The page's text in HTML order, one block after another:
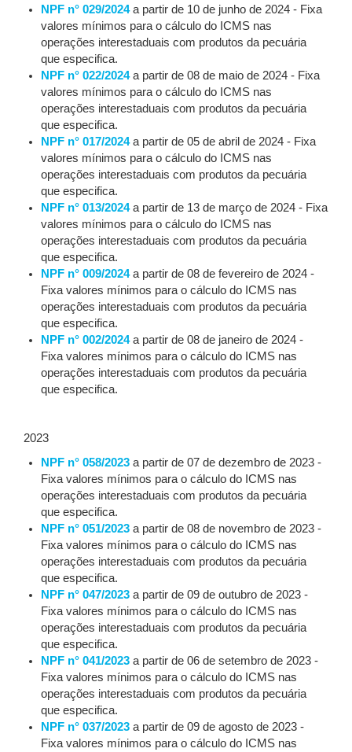
NPF n° 029/2024 a partir de 10 de junho de 2024 - Fixa
valores mínimos para o cálculo do ICMS nas
operações interestaduais com produtos da pecuária
que especifica.
NPF n° 022/2024 a partir de 08 de maio de 2024 - Fixa
valores mínimos para o cálculo do ICMS nas
operações interestaduais com produtos da pecuária
que especifica.
NPF n° 017/2024 a partir de 05 de abril de 2024 - Fixa
valores mínimos para o cálculo do ICMS nas
operações interestaduais com produtos da pecuária
que especifica.
NPF n° 013/2024 a partir de 13 de março de 2024 - Fixa
valores mínimos para o cálculo do ICMS nas
operações interestaduais com produtos da pecuária
que especifica.
NPF n° 009/2024 a partir de 08 de fevereiro de 2024 -
Fixa valores mínimos para o cálculo do ICMS nas
operações interestaduais com produtos da pecuária
que especifica.
NPF n° 002/2024 a partir de 08 de janeiro de 2024 -
Fixa valores mínimos para o cálculo do ICMS nas
operações interestaduais com produtos da pecuária
que especifica.
2023
NPF n° 058/2023 a partir de 07 de dezembro de 2023 -
Fixa valores mínimos para o cálculo do ICMS nas
operações interestaduais com produtos da pecuária
que especifica.
NPF n° 051/2023 a partir de 08 de novembro de 2023 -
Fixa valores mínimos para o cálculo do ICMS nas
operações interestaduais com produtos da pecuária
que especifica.
NPF n° 047/2023 a partir de 09 de outubro de 2023 -
Fixa valores mínimos para o cálculo do ICMS nas
operações interestaduais com produtos da pecuária
que especifica.
NPF n° 041/2023 a partir de 06 de setembro de 2023 -
Fixa valores mínimos para o cálculo do ICMS nas
operações interestaduais com produtos da pecuária
que especifica.
NPF n° 037/2023 a partir de 09 de agosto de 2023 -
Fixa valores mínimos para o cálculo do ICMS nas